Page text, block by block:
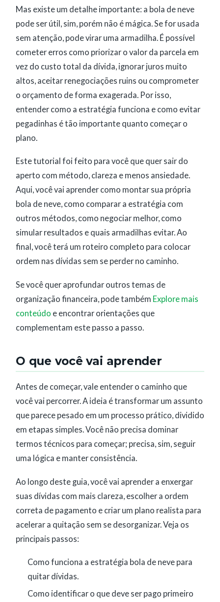
Mas existe um detalhe importante: a bola de neve
pode ser útil, sim, porém não é mágica. Se for usada
sem atenção, pode virar uma armadilha. É possível
cometer erros como priorizar o valor da parcela em
vez do custo total da dívida, ignorar juros muito
altos, aceitar renegociações ruins ou comprometer
o orçamento de forma exagerada. Por isso,
entender como a estratégia funciona e como evitar
pegadinhas é tão importante quanto começar o
plano.
Este tutorial foi feito para você que quer sair do
aperto com método, clareza e menos ansiedade.
Aqui, você vai aprender como montar sua própria
bola de neve, como comparar a estratégia com
outros métodos, como negociar melhor, como
simular resultados e quais armadilhas evitar. Ao
final, você terá um roteiro completo para colocar
ordem nas dívidas sem se perder no caminho.
Se você quer aprofundar outros temas de
organização financeira, pode também Explore mais
conteúdo e encontrar orientações que
complementam este passo a passo.
O que você vai aprender
Antes de começar, vale entender o caminho que
você vai percorrer. A ideia é transformar um assunto
que parece pesado em um processo prático, dividido
em etapas simples. Você não precisa dominar
termos técnicos para começar; precisa, sim, seguir
uma lógica e manter consistência.
Ao longo deste guia, você vai aprender a enxergar
suas dívidas com mais clareza, escolher a ordem
correta de pagamento e criar um plano realista para
acelerar a quitação sem se desorganizar. Veja os
principais passos:
Como funciona a estratégia bola de neve para
quitar dívidas.
Como identificar o que deve ser pago primeiro